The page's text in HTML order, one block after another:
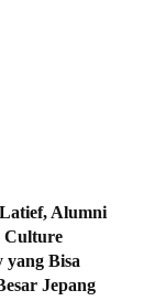
Alumni
Culture
Bisa
Jepang